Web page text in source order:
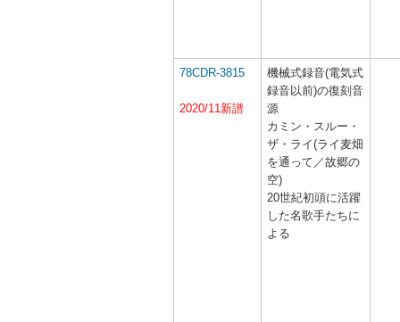
78CDR-3815
2020/11新譜
機械式録音(電気式
録音以前)の復刻音
源
カミン・スルー・
ザ・ライ(ライ麦畑
を通って／故郷の
空)
20世紀初頭に活躍
した名歌手たちに
よる